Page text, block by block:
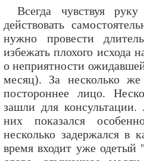
Всегда чувствуя
действовать
нужно провести
избежать плохого исхода
о неприятности
месяц). За несколько
постороннее лицо.
зашли для
них показался
несколько задержался в
время входит уже одетый